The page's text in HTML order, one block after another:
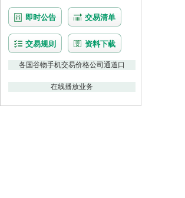
即时公告 交易清单
交易规则 资料下载
各国谷物手机交易价格公司通道口
在线播放业务